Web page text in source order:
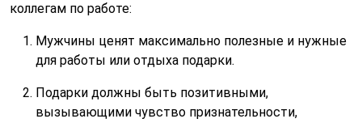
коллегам по работе:
Мужчины ценят максимально полезные и нужные
для работы или отдыха подарки.
Подарки должны быть позитивными,
вызывающими чувство признательности,